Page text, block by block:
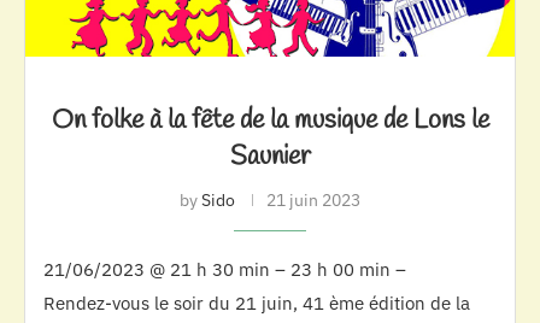
On folke à la fête de la musique de Lons le
Saunier
bySido 21 juin 2023
21/06/2023 @ 21 h 30 min – 23 h 00 min –
Rendez-vous le soir du 21 juin, 41 ème édition de la